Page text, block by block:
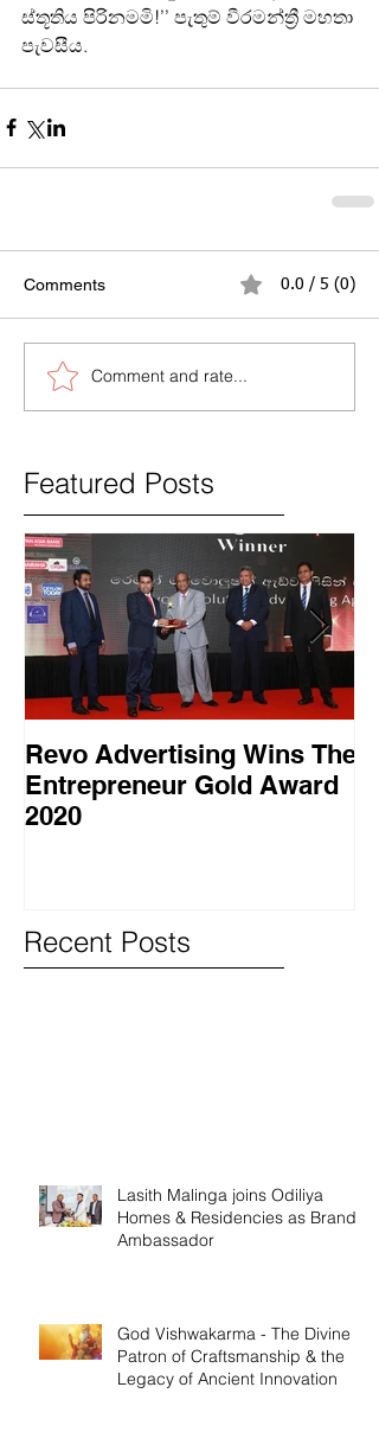
ස්තූතිය පිරිනමමි!’’ පැතුම් වීරමන්ත්‍රී මහතා
පැවසීය.
Comments 0.0 / 5 (0)
Comment and rate...
Featured Posts
Revo Advertising Wins The
Entrepreneur Gold Award
2020
Recent Posts
Lasith Malinga joins Odiliya
Homes & Residencies as Brand
Ambassador
God Vishwakarma - The Divine
Patron of Craftsmanship & the
Legacy of Ancient Innovation